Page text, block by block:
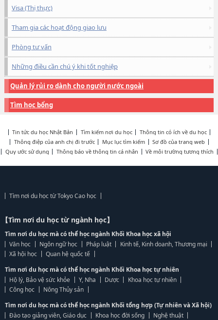
Visa (Thị thực)
Tham gia các hoạt động giao lưu
Phòng tư vấn
Những điều cần chú ý khi tốt nghiệp
Quản lý rủi ro dành cho người nước ngoài
Tìm học bổng
Tin tức du học Nhật Bản Tìm kiếm nơi du học
Thông tin có ích về du học
Thông điệp của anh chị đi trước
Mục lục tìm kiếm
Sơ đồ của trang web
Quy ước sử dụng
Thông báo về thông tin cá nhân Về môi trường tương thích
Tìm nơi du học từ Tokyo Cao học
【Tìm nơi du học từ ngành học】
Tìm nơi du học mà có thể học ngành Khối Khoa học xã hội
Văn học
Ngôn ngữ học Pháp luật
Kinh tế, Kinh doanh, Thương mại
Xã hội học
Quan hệ quốc tế
Tìm nơi du học mà có thể học ngành Khối Khoa học tự nhiên
Hộ lý, Bảo vệ sức khỏe
Y, Nha Dược
Khoa học tự nhiên
Công học
Nông Thủy sản
Tìm nơi du học mà có thể học ngành Khối tổng hợp (Tự nhiên và Xã hội)
Đào tạo giảng viên, Giáo dục
Khoa học đời sống
Nghệ thuật